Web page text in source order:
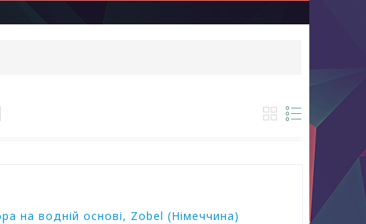
на водній основі, Zobel (Німеччина)